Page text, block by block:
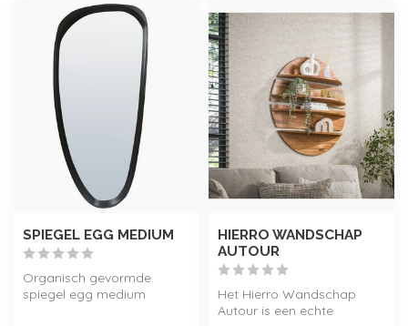
SPIEGEL EGG MEDIUM
Organisch gevormde
spiegel egg medium
HIERRO WANDSCHAP
AUTOUR
Het Hierro Wandschap
Autour is een echte